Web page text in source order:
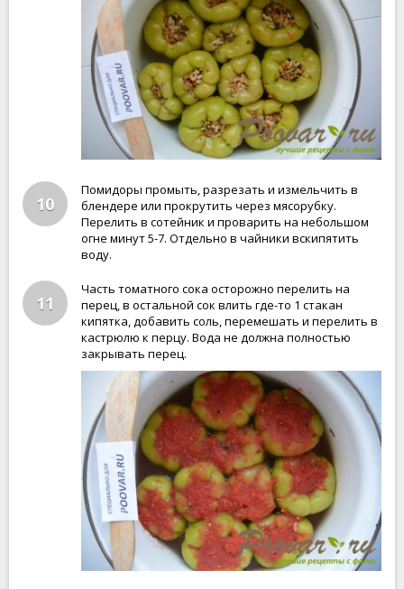
10
Помидоры промыть, разрезать и измельчить в
блендере или прокрутить через мясорубку.
Перелить в сотейник и проварить на небольшом
огне минут 5-7. Отдельно в чайники вскипятить
воду.
11
Часть томатного сока осторожно перелить на
перец, в остальной сок влить где-то 1 стакан
кипятка, добавить соль, перемешать и перелить в
кастрюлю к перцу. Вода не должна полностью
закрывать перец.